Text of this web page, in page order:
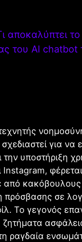
αποκαλύπτει το
του AI chatbot
για να
την υποστήριξη
Instagram,
από κακόβουλους
πρόσβασης σε
Το γεγονός
ζητήματα
ραγδαία